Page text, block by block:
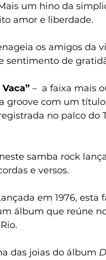
um hino da
amor e liberdade.
os amigos da
sentimento de
– a faixa mais
groove com um
no palco do
samba rock
e versos.
em 1976, esta
álbum que reúne
das joias do álbum